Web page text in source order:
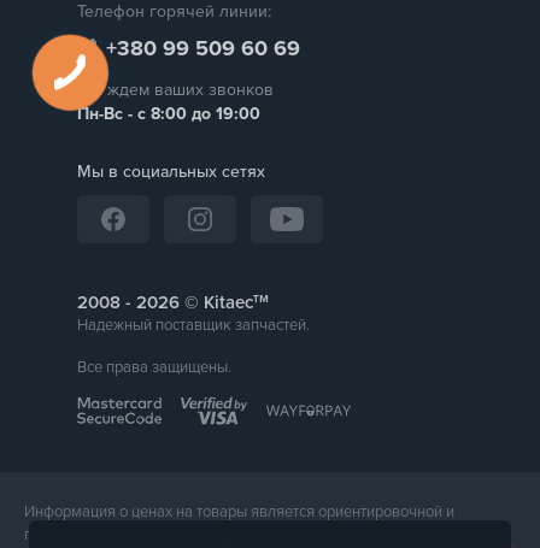
Телефон горячей линии:
+380 99 509 60 69
Мы ждем ваших звонков
Пн-Вс - с 8:00 до 19:00
Мы в социальных сетях
2008 - © Kitaecтм
Надежный поставщик запчастей.
Все права защищены.
Информация о ценах на товары является ориентировочной и
предоставляется для справки. Точная стоимость товара будет